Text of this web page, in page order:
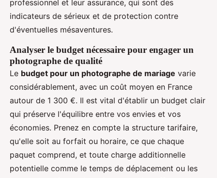
professionnel et leur assurance, qui sont des
indicateurs de sérieux et de protection contre
d'éventuelles mésaventures.
Analyser le budget nécessaire pour engager un
photographe de qualité
Le budget pour un photographe de mariage varie
considérablement, avec un coût moyen en France
autour de 1 300 €. Il est vital d'établir un budget clair
qui préserve l'équilibre entre vos envies et vos
économies. Prenez en compte la structure tarifaire,
qu'elle soit au forfait ou horaire, ce que chaque
paquet comprend, et toute charge additionnelle
potentielle comme le temps de déplacement ou les